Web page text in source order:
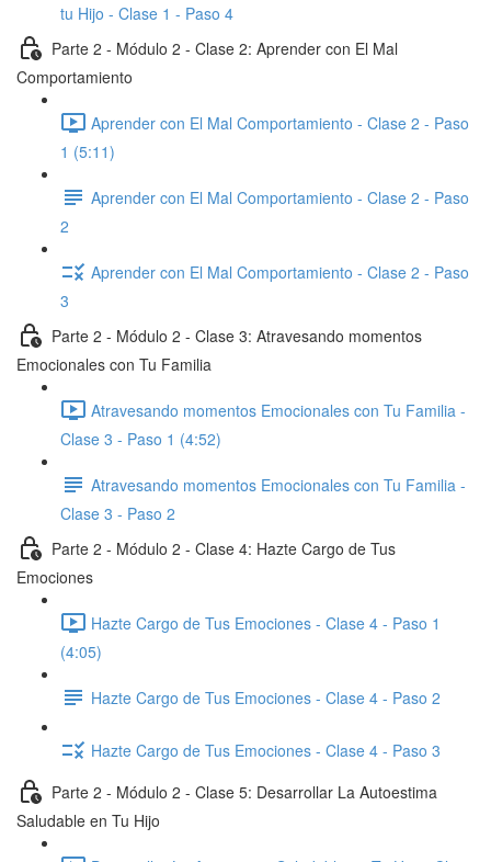
tu Hijo - Clase 1 - Paso 4
Parte 2 - Módulo 2 - Clase 2: Aprender con El Mal
Comportamiento
Aprender con El Mal Comportamiento - Clase 2 - Paso
1 (5:11)
Aprender con El Mal Comportamiento - Clase 2 - Paso
2
Aprender con El Mal Comportamiento - Clase 2 - Paso
3
Parte 2 - Módulo 2 - Clase 3: Atravesando momentos
Emocionales con Tu Familia
Atravesando momentos Emocionales con Tu Familia -
Clase 3 - Paso 1 (4:52)
Atravesando momentos Emocionales con Tu Familia -
Clase 3 - Paso 2
Parte 2 - Módulo 2 - Clase 4: Hazte Cargo de Tus
Emociones
Hazte Cargo de Tus Emociones - Clase 4 - Paso 1
(4:05)
Hazte Cargo de Tus Emociones - Clase 4 - Paso 2
Hazte Cargo de Tus Emociones - Clase 4 - Paso 3
Parte 2 - Módulo 2 - Clase 5: Desarrollar La Autoestima
Saludable en Tu Hijo